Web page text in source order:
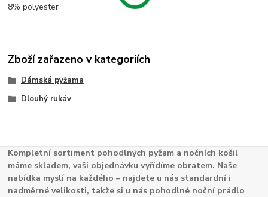
8% polyester
Zboží zařazeno v kategoriích
Dámská pyžama
Dlouhý rukáv
Kompletní sortiment pohodlných pyžam a nočních košil
máme skladem, vaši objednávku vyřídíme obratem. Naše
nabídka myslí na každého – najdete u nás standardní i
nadměrné velikosti, takže si u nás pohodlné noční prádlo